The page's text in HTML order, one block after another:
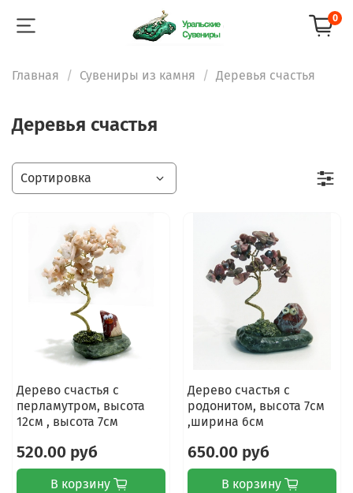
0
Главная Сувениры из камня Деревья счастья
Деревья счастья
Дерево счастья с
перламутром, высота
12см , высота 7см
520.00 руб
В корзину
Дерево счастья с
родонитом, высота 7см
,ширина 6см
650.00 руб
В корзину